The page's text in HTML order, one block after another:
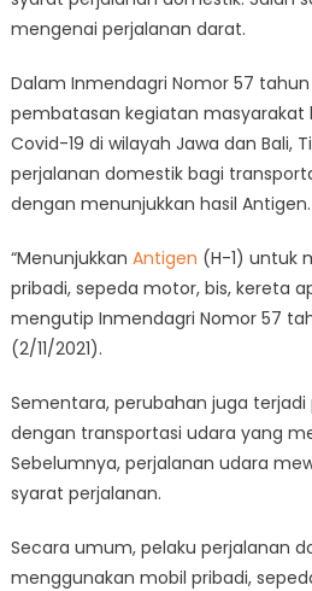
mengenai perjalanan darat.
Dalam Inmendagri Nomor 57
pembatasan kegiatan masyarakat
Covid-19 di wilayah Jawa dan Bali,
perjalanan domestik bagi
dengan menunjukkan hasil Antigen.
“Menunjukkan Antigen (H-1) untuk
pribadi, sepeda motor, bis, kereta
mengutip Inmendagri Nomor 57
(2/11/2021).
Sementara, perubahan juga
dengan transportasi udara yang
Sebelumnya, perjalanan udara
syarat perjalanan.
Secara umum, pelaku perjalanan
menggunakan mobil pribadi,